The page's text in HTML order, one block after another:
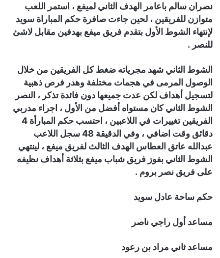
نصران سالم باعامر الهدف الثاني لميفع ، استمر اللعب
متوازن للفريقين ، لحين جاءت صافرة حكم المباراة سويد
لإنتهاء الشوط الأول بتقدم فريق ميفع بهدفين مقابل لاشئ
للنصر .
الشوط الثاني شهد مجرياته ضغط كل الفريقين من خلال
الوصول المرمى في هجمات مختلفة وهدر فرص ذهبية
لتسجيل أهداف لكن عدت جميعها دون فائدة تذكر ، النصر
الشوط الثاني كان مستواه أفضل من الأول ، اجراء مدربي
الفريقين تغييرات في اللاعبين ، احتسب حكم المبارأة 4
دقائق وقت اضافي ، وفي الدقيقة 48 سجل اللاعب
عبدالله عاتق العطاس الهدف الثالث لفريق ميفع ، لينتهي
الشوط الثاني بفوز فريق شباب ميفع بثلاثة أهداف نظيفه
على فريق نصر بروم .
حكم ساحة عادل سويد
مساعد أول راجي ناصر
مساعد ثاني مراد بن رعود